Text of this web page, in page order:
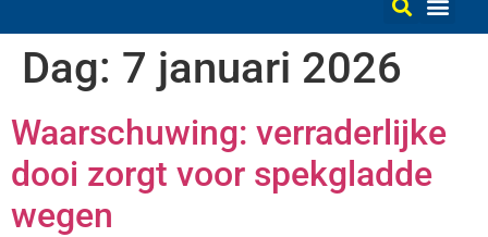
Dag: 7 januari 2026
Waarschuwing: verraderlijke
dooi zorgt voor spekgladde
wegen